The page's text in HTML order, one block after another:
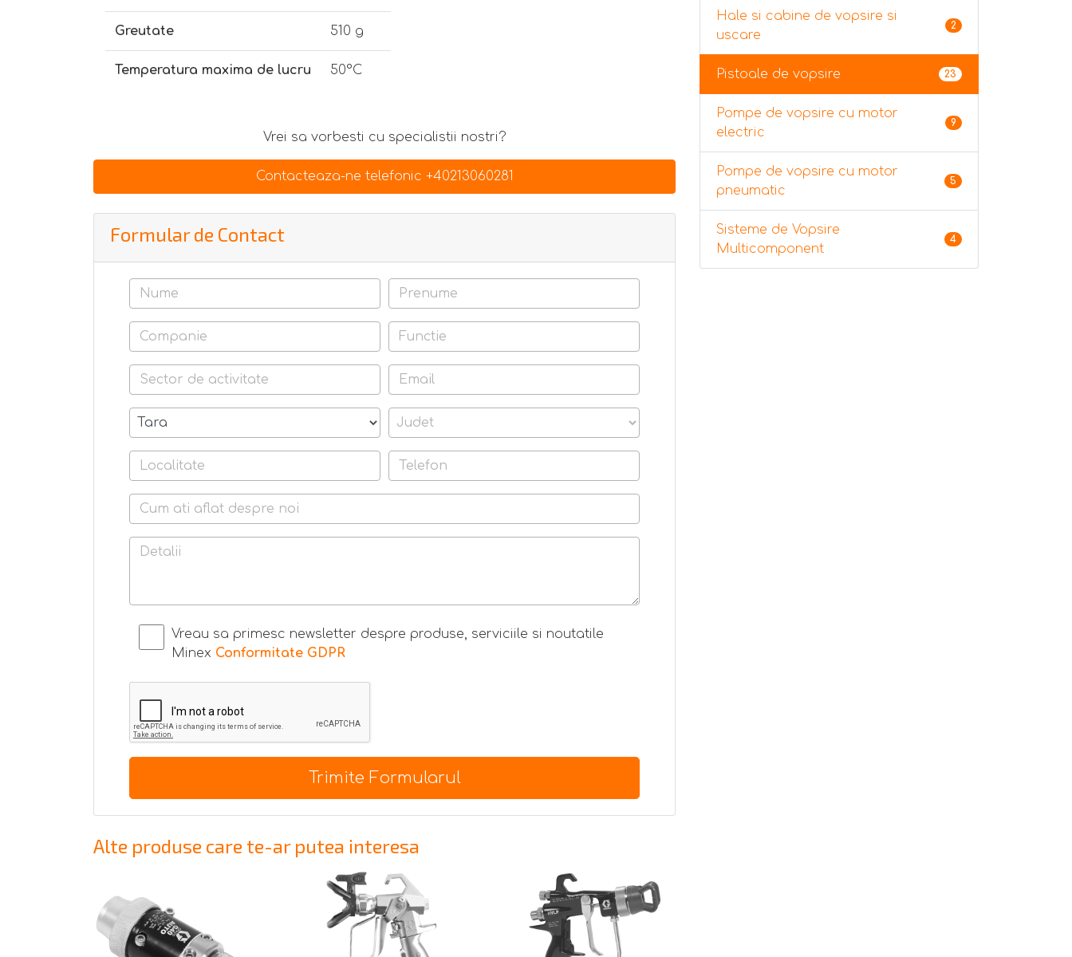
Greutate 510 g
Temperatura maxima de lucru 50°C
Vrei sa vorbesti cu specialistii nostri?
Contacteaza-ne telefonic +40213060281
Formular de Contact
Vreau sa primesc newsletter despre produse, serviciile si noutatile
Minex Conformitate GDPR
Trimite Formularul
Alte produse care te-ar putea interesa
Hale si cabine de vopsire si
uscare
2
Pistoale de vopsire 23
Pompe de vopsire cu motor
electric
9
Pompe de vopsire cu motor
pneumatic
5
Sisteme de Vopsire
Multicomponent
4